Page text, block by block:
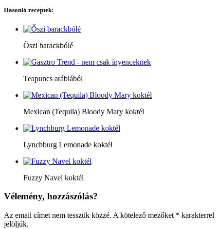
Hasonló receptek:
Őszi barackbólé
Teapuncs arábiából
Mexican (Tequila) Bloody Mary koktél
Lynchburg Lemonade koktél
Fuzzy Navel koktél
Vélemény, hozzászólás?
Az email címet nem tesszük közzé. A kötelező mezőket * karakterrel
jelöljük.